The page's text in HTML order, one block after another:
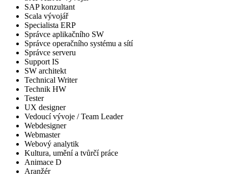
SAP konzultant
Scala vývojář
Specialista ERP
Správce aplikačního SW
Správce operačního systému a sítí
Správce serveru
Support IS
SW architekt
Technical Writer
Technik HW
Tester
UX designer
Vedoucí vývoje / Team Leader
Webdesigner
Webmaster
Webový analytik
Kultura, umění a tvůrčí práce
Animace D
Aranžér